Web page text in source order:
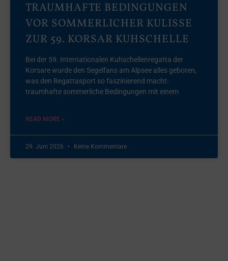
TRAUMHAFTE BEDINGUNGEN
VOR SOMMERLICHER KULISSE
ZUR 59. KORSAR KUHSCHELLE
Bei der 59. Internationalen Kuhschellenregatta der
Korsare wurde den Segelfans am Alpsee alles geboten,
was den Regattasport so faszinierend macht:
traumhafte sommerliche Bedingungen mit einem
READ MORE »
29. Juni 2026 Keine Kommentare